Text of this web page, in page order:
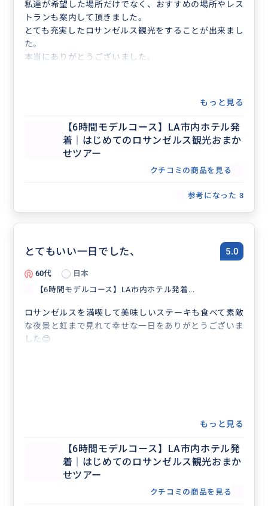
私達が希望した場所だけでなく、おすすめの場所やレス
トランも案内して頂きました。
とても充実したロサンゼルス観光をすることが出来まし
た。
本当にありがとうございました。
もっと見る
【6時間モデルコース】LA市内ホテル発
着｜はじめてのロサンゼルス観光おまか
せツアー
クチコミの商品を見る
参考になった 3
とてもいい一日でした、 5.0
60代
日本
【6時間モデルコース】LA市内ホテル発着...
ロサンゼルスを満喫して美味しいステーキも食べて素敵
な夜景と虹まで見れて幸せな一日をありがとうございま
した😊
もっと見る
【6時間モデルコース】LA市内ホテル発
着｜はじめてのロサンゼルス観光おまか
せツアー
クチコミの商品を見る